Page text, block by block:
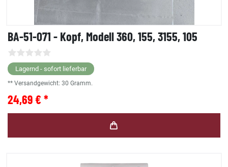
BA-51-071 - Kopf, Modell 360, 155, 3155, 105
Lagernd - sofort lieferbar
** Versandgewicht: 30 Gramm.
24,69 € *